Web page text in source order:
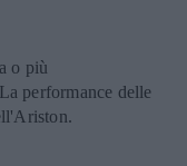
o più
performance delle